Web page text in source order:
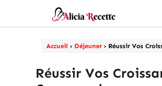
Accueil › Déjeuner › Réussir Vos
Réussir Vos